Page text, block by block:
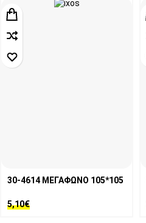
30-4614 ΜΕΓΑΦΩΝΟ 105*105
5,10€